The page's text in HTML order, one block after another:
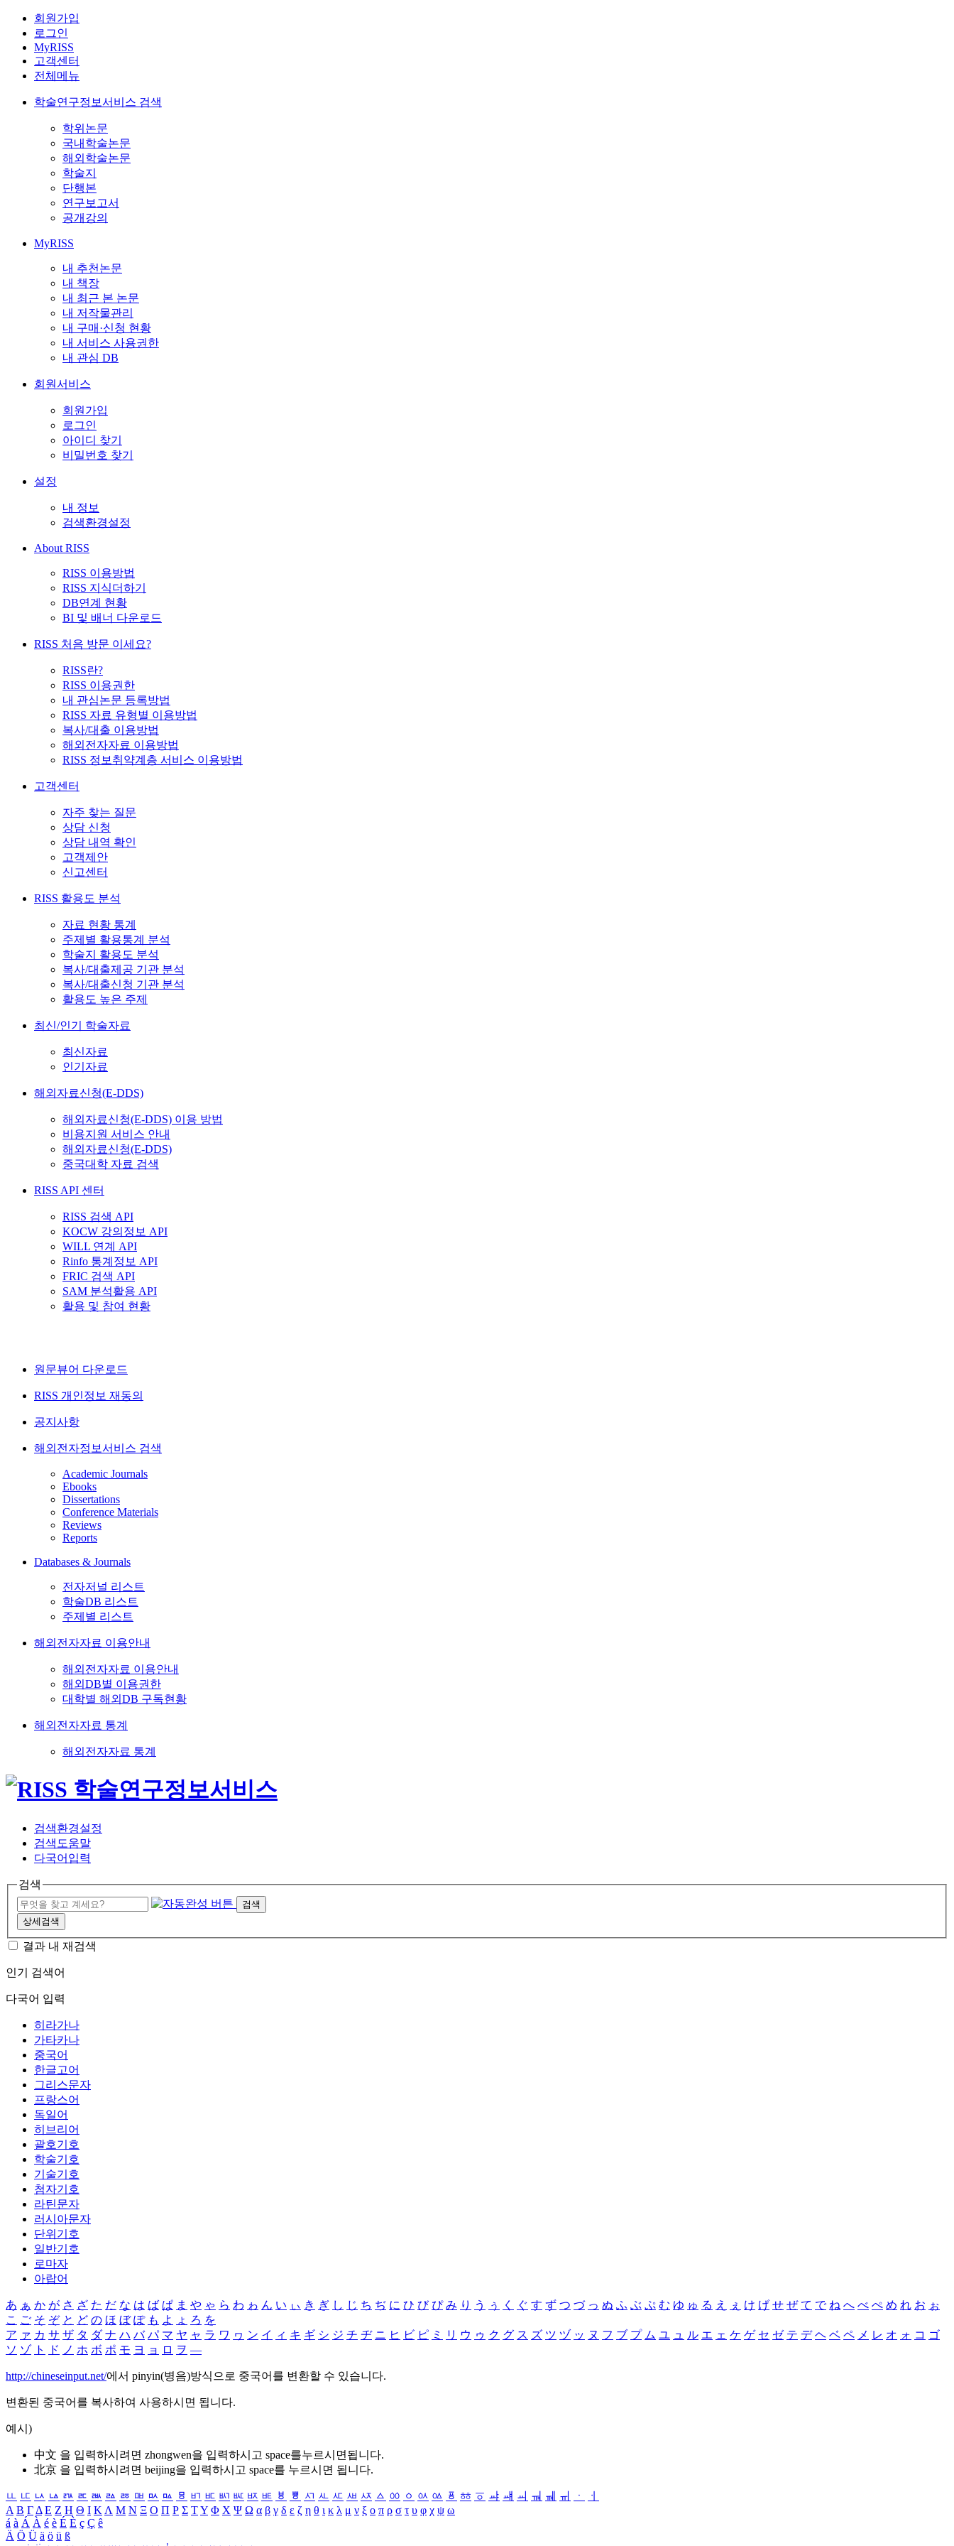
회원가입
로그인
MyRISS
고객센터
전체메뉴
학술연구정보서비스 검색
학위논문
국내학술논문
해외학술논문
학술지
단행본
연구보고서
공개강의
MyRISS
내 추천논문
내 책장
내 최근 본 논문
내 저작물관리
내 구매·신청 현황
내 서비스 사용권한
내 관심 DB
회원서비스
회원가입
로그인
아이디 찾기
비밀번호 찾기
설정
내 정보
검색환경설정
About RISS
RISS 이용방법
RISS 지식더하기
DB연계 현황
BI 및 배너 다운로드
RISS 처음 방문 이세요?
RISS란?
RISS 이용권한
내 관심논문 등록방법
RISS 자료 유형별 이용방법
복사/대출 이용방법
해외전자자료 이용방법
RISS 정보취약계층 서비스 이용방법
고객센터
자주 찾는 질문
상담 신청
상담 내역 확인
고객제안
신고센터
RISS 활용도 분석
자료 현황 통계
주제별 활용통계 분석
학술지 활용도 분석
복사/대출제공 기관 분석
복사/대출신청 기관 분석
활용도 높은 주제
최신/인기 학술자료
최신자료
인기자료
해외자료신청(E-DDS)
해외자료신청(E-DDS) 이용 방법
비용지원 서비스 안내
해외자료신청(E-DDS)
중국대학 자료 검색
RISS API 센터
RISS 검색 API
KOCW 강의정보 API
WILL 연계 API
Rinfo 통계정보 API
FRIC 검색 API
SAM 분석활용 API
활용 및 참여 현황
원문뷰어 다운로드
RISS 개인정보 재동의
공지사항
해외전자정보서비스 검색
Academic Journals
Ebooks
Dissertations
Conference Materials
Reviews
Reports
Databases & Journals
전자저널 리스트
학술DB 리스트
주제별 리스트
해외전자자료 이용안내
해외전자자료 이용안내
해외DB별 이용권한
대학별 해외DB 구독현황
해외전자자료 통계
해외전자자료 통계
검색환경설정
검색도움말
다국어입력
검색
검색
상세검색
결과 내 재검색
인기 검색어
다국어 입력
히라가나
가타카나
중국어
한글고어
그리스문자
프랑스어
독일어
히브리어
괄호기호
학술기호
기술기호
첨자기호
라틴문자
러시아문자
단위기호
일반기호
로마자
아랍어
あ ぁ か が さ ざ た だ な は ば ぱ ま や ゃ ら わ ゎ ん い ぃ き ぎ し じ ち ぢ に ひ び ぴ み り う ぅ く ぐ す ず つ づ っ ぬ ふ ぶ ぷ む ゆ ゅ る え ぇ け げ せ ぜ て で ね へ べ ぺ め れ お ぉ
こ ご そ ぞ と ど の ほ ぼ ぽ も よ ょ ろ を
ア ァ カ サ ザ タ ダ ナ ハ バ パ マ ヤ ャ ラ ワ ヮ ン イ ィ キ ギ シ ジ チ ヂ ニ ヒ ビ ピ ミ リ ウ ゥ ク グ ス ズ ツ ヅ ッ ヌ フ ブ プ ム ユ ュ ル エ ェ ケ ゲ セ ゼ テ デ ヘ ベ ペ メ レ オ ォ コ ゴ
ソ ゾ ト ド ノ ホ ボ ポ モ ヨ ョ ロ ヲ ―
http://chineseinput.net/에서 pinyin(병음)방식으로 중국어를 변환할 수 있습니다.
변환된 중국어를 복사하여 사용하시면 됩니다.
예시)
中文 을 입력하시려면 zhongwen을 입력하시고 space를누르시면됩니다.
北京 을 입력하시려면 beijing을 입력하시고 space를 누르시면 됩니다.
ㅥ ㅦ ㅧ ㅨ ㅩ ㅪ ㅫ ㅬ ㅭ ㅮ ㅯ ㅰ ㅱ ㅲ ㅳ ㅴ ㅵ ㅶ ㅷ ㅸ ㅹ ㅺ ㅻ ㅼ ㅽ ㅾ ㅿ ㆀ ㆁ ㆂ ㆃ ㆄ ㆅ ㆆ ㆇ ㆈ ㆉ ㆊ ㆋ ㆌ ㆍ
ㆎ
Α Β ΓΔ Ε Ζ Η Θ Ι ΚΛ Μ Ν Ξ Ο Π Ρ Σ ΤΥ Φ Χ Ψ Ω α β γ δ ε ζ η θ ι κ λ μ ν ξ ο π ρ σ τ υ φ χ ψ ω
á à Á À é è É È ç Ç ê
Ä Ö Ü ä ö ü ß